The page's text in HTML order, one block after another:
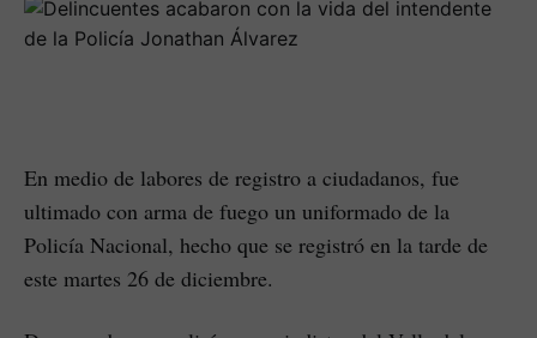
En medio de labores de registro a ciudadanos, fue
ultimado con arma de fuego un uniformado de la
Policía Nacional, hecho que se registró en la tarde de
este martes 26 de diciembre.